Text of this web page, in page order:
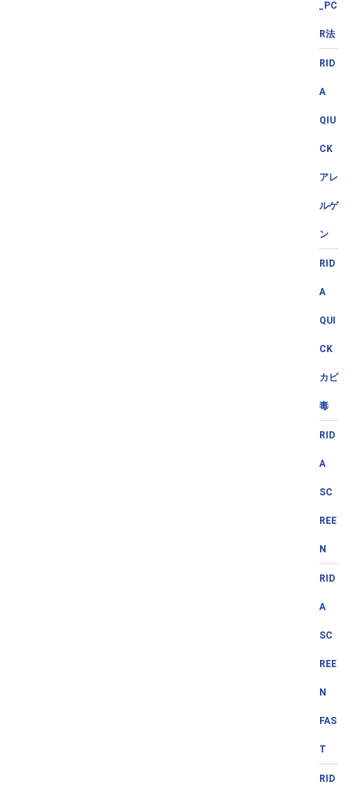
_PC
R法
RID
A
QIU
CK
アレ
ルゲ
ン
RID
A
QUI
CK
カビ
毒
RID
A
SC
REE
N
RID
A
SC
REE
N
FAS
T
RID